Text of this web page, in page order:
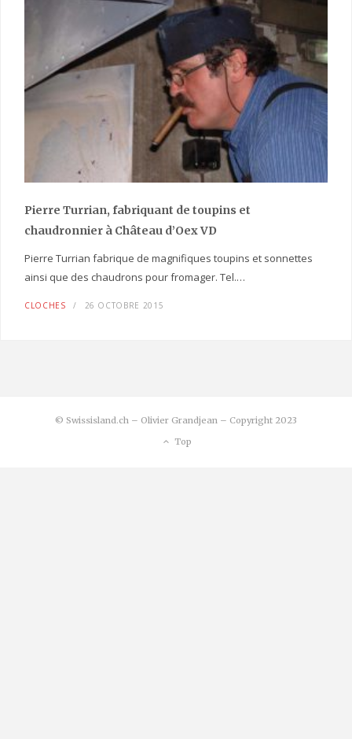
Pierre Turrian, fabriquant de toupins et
chaudronnier à Château d’Oex VD
Pierre Turrian fabrique de magnifiques toupins et sonnettes
ainsi que des chaudrons pour fromager. Tel.…
CLOCHES 26 OCTOBRE 2015
© Swissisland.ch – Olivier Grandjean – Copyright 2023
Top